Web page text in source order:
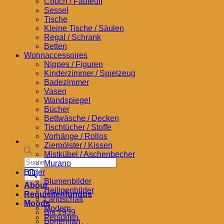
Products
search
About
Requisitenfundus
Moods
Bis 1939
Bohemian
Sessel
Tische
Kleine Tische / Säulen
Regal / Schrank
Betten
Wohnaccessoires
Nippes / Figuren
Kinderzimmer / Spielzeug
Badezimmer
Vasen
Wandspiegel
Bücher
Bettwäsche / Decken
Tischtücher / Stoffe
Vorhänge / Rollos
Zierpölster / Kissen
Mistkübel / Aschenbecher
Murano
Bilder
Blumenbilder
Heiligenbilder
Landschaft
Modern
Personen